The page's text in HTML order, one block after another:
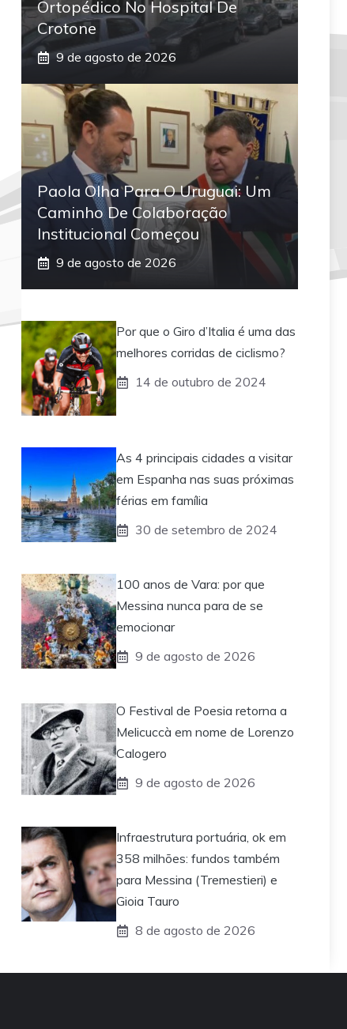
Ortopédico No Hospital De
Crotone
9 de agosto de 2026
Paola Olha Para O Uruguai: Um
Caminho De Colaboração
Institucional Começou
9 de agosto de 2026
Por que o Giro d’Italia é uma das
melhores corridas de ciclismo?
14 de outubro de 2024
As 4 principais cidades a visitar
em Espanha nas suas próximas
férias em família
30 de setembro de 2024
100 anos de Vara: por que
Messina nunca para de se
emocionar
9 de agosto de 2026
O Festival de Poesia retorna a
Melicuccà em nome de Lorenzo
Calogero
9 de agosto de 2026
Infraestrutura portuária, ok em
358 milhões: fundos também
para Messina (Tremestieri) e
Gioia Tauro
8 de agosto de 2026